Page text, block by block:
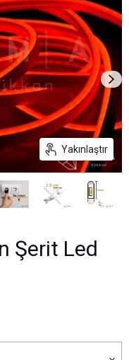
Yakınlaştır
Şerit Led